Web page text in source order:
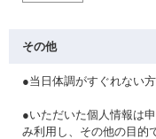
その他
●当日体調がすぐれない
●いただいた個人情報は
み利用し、その他の目的